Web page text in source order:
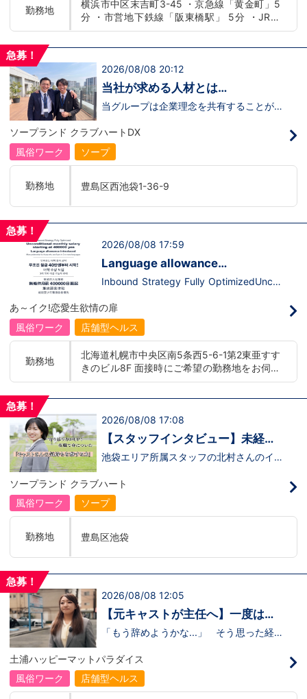
方が当グループでは活躍の場を広げていま
す。他にも…・失敗しても諦めない！・と
にかくやる気だけは負けない！・環境を変
をあげたい！など。接客業経験がないから
ジョンの為にこうしたい！こうなりたい！
と強い意志を持ってる方にも平等にチャン
スがある職場になっています。その為、未
経験からの応募も大歓迎です。今働いてる
倒的に多いです。「ちょっと求めてる人物
像と自分は違うかも…？」と思う方もいる
と思います。ですが、よく考えてくださ
い。全てが当てはまる人の方が少ないと思
分なんです。まずは応募して、面接時にあ
なたの想いを聞かせてください。その後、
私たちの想いを説明させていただきます。
と思います。ご応募お待ちしておりま
勤務地
横浜市中区末吉町3-45 ・京急線「黄金町」5
分 ・市営地下鉄線「阪東橋駅」 5分 ・JR線
「関内駅」15分
急募！
2026/08/08 20:12
当社が求める人材とは…
当グループは企業理念を共有することがで
神】を持っている方を求めています。さら
に！『ハピネスグループは、店舗数が増え
ます！！』つまり…【店長/幹部】の空き
枠があるってことです。実際に働いてみ
職者になれない(´;ω;｀)なんて経験はあり
ませんか？？当グループは年功序列ではな
く実力主義です。頑張り次第でいくらでも
のある方には必要な席をしっかりご用意で
入社後、最短で8ヶ月で店長になった先輩
もいます。その先輩のあとにアナタも続き
ませんか！？勿論、男性だけではなく女性
も活躍中。ハピネスグループ初の女性店長
イトレジャー業界だからといって一般大手
企業様に引けを取らない体制で取り組んで
いる会社です。そのため、誰もが安心して
入社・勤務のできる環境なのです。それで
ャルサイトをご覧下さい。
【https://happiness-group.biz/】※お手
数ですがコピー＆ペーストしてURLを開い
他社と比較検討中など。そのような時は1
もしれません。アナタからのご連絡お待ち
しております。
ソープランド クラブハートDX
風俗ワーク
ソープ
勤務地 豊島区西池袋1-36-9
急募！
2026/08/08 17:59
Language allowance
introduced/推出語言津貼
Inbound Strategy Fully OptimizedUncon
00 yenLanguage allowance introduced
More preferential for those who are fluen
t in 3 or more languages인바운드 대책 철
저 공략무조건 월급 40만엔부터 시작!어
底的入站策略無條件月薪 400,000 日圓起
推出語言津貼能說至少三種語言者優先
あ～イク!恋愛生欲情の扉
風俗ワーク
店舗型ヘルス
勤務地
北海道札幌市中央区南5条西5-6-1第2東亜すす
きのビル8F 面接時にご希望の勤務地をお伺い
し、配属店舗を決定いたします。 入社後の転
■横浜エリア：神奈川県横浜市中区 ・京急線
黄金町駅、日ノ出町駅 ・市営地下鉄阪東橋
駅、伊勢佐木長者町駅 ・JR横浜線関内駅 ■札
幌エリア：北海道札幌市 地下鉄南北線すすき
の駅
急募！
2026/08/08 17:08
【スタッフインタビュー】未経験
で飛び込んだスタッフが語る職場
池袋エリア所属スタッフの北村さんのイン
るのかな…？」そんな不安を抱えながら好
奇心で裏方に飛び込んだ北村さん。実際に
は、入社初日でそのイメージがガラッと変
わり、「本当に優しい人ばかり」と感じた
不安な表情が笑顔に変わっていく瞬間を見
届けることが、この仕事の大きなやりがい
だと語ってくれました。動画では、入社の
できたポイント、将来の展望までリアルに
↓https://youtu.be/UY9DxQ22NBA
ソープランド クラブハート
風俗ワーク
ソープ
勤務地 豊島区池袋
急募！
2026/08/08 12:05
【元キャストが主任へ】一度は退
職を考えた3年目スタッフの転機
「もう辞めようかな...」 そう思った経験
す。 今回の動画では、土浦店所属・森田
主任にインタビュー。元キャストの彼女
が、入社してから挫折を経験しながら
も 主任へと成長した背景 には、意外に
土浦ハッピーマットパラダイス
風俗ワーク
店舗型ヘルス